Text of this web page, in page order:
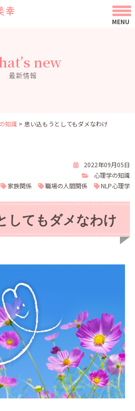
new
最新情報
知識 > 思い込もうとしてもダメなわけ
2022年09月05日
心理学の知識
家族関係
職場の人間関係 NLP心理学
してもダメなわけ